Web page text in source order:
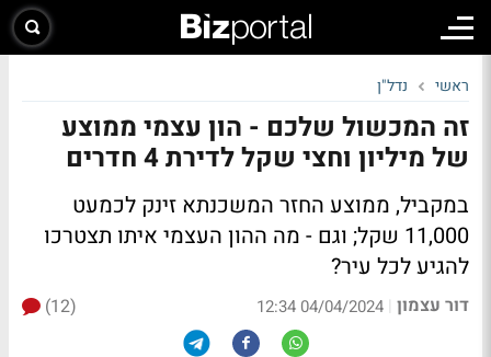
ראשי נדל"ן
זה המכשול שלכם - הון עצמי ממוצע
של מיליון וחצי שקל לדירת 4 חדרים
במקביל, ממוצע החזר המשכנתא זינק לכמעט
11,000 שקל; וגם - מה ההון העצמי איתו תצטרכו
להגיע לכל עיר?
דור עצמון |
04/04/2024 12:34
(12)